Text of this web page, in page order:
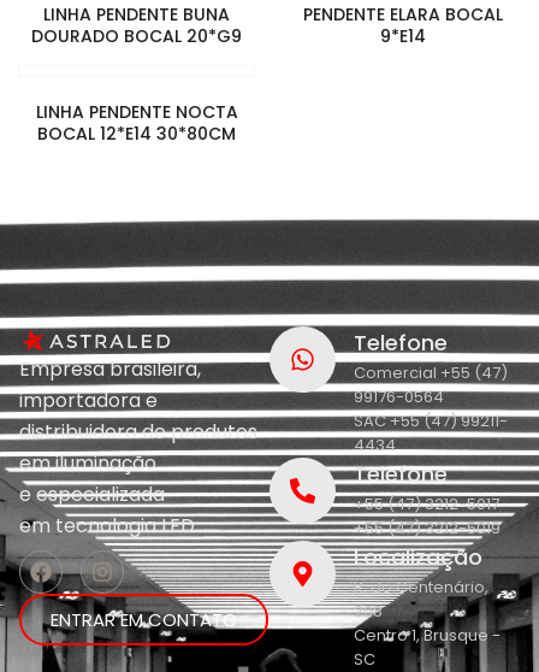
LINHA PENDENTE BUNA
DOURADO BOCAL 20*G9
PENDENTE ELARA BOCAL
9*E14
LINHA PENDENTE NOCTA
BOCAL 12*E14 30*80CM
Empresa brasileira,
importadora e
distribuidora de produtos
em iluminação
eespecializada
emtecnologia LED.
ENTRAR EM CONTATO
Telefone
Comercial +55 (47)
99176-0564
SAC +55 (47) 99211-
4434
Telefone
+55 (47) 3212-5017
+55 (47) 3212-5019
Localização
R. do Centenário,
208
Centro 1, Brusque -
SC